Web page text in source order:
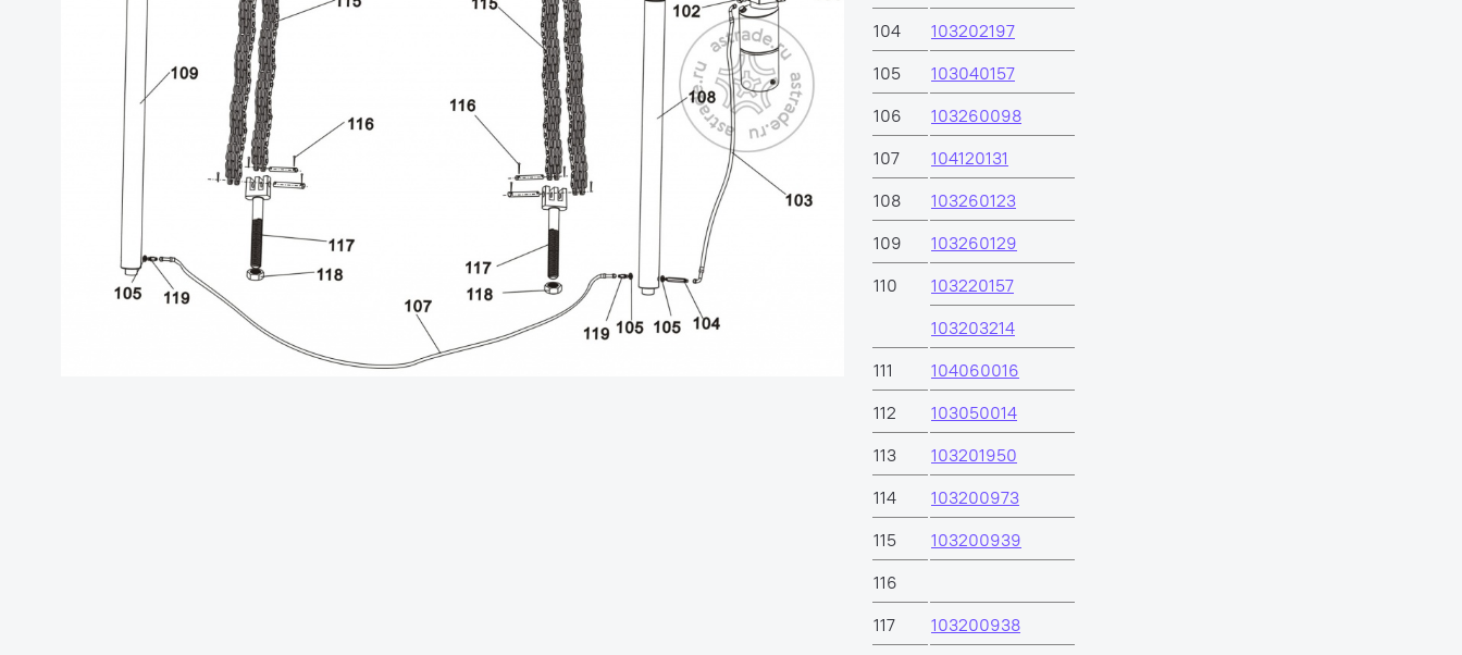
104
103202197
105
103040157
106
103260098
107
104120131
108
103260123
109
103260129
110
103220157
103203214
111
104060016
112
103050014
113
103201950
114
103200973
115
103200939
116
117
103200938